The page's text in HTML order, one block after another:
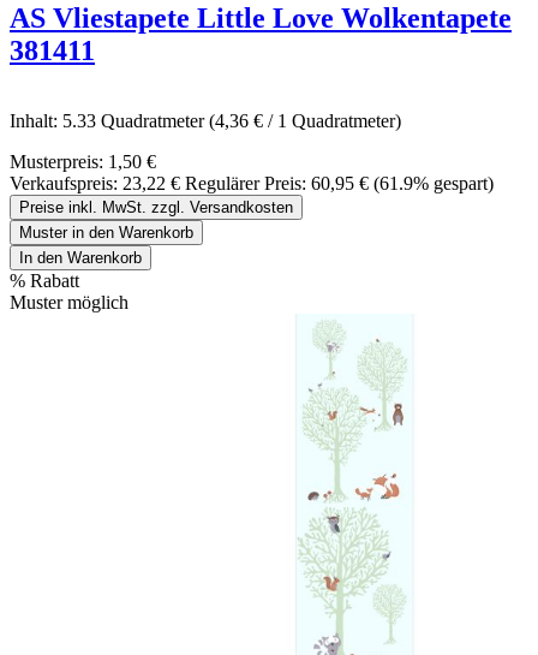
AS Vliestapete Little Love Wolkentapete
381411
Inhalt: 5.33 Quadratmeter(4,36 € / 1 Quadratmeter)
Musterpreis: 1,50 €
Verkaufspreis: 23,22 € Regulärer Preis: 60,95 € (61.9% gespart)
Preise inkl. MwSt. zzgl. Versandkosten
Muster in den Warenkorb
In den Warenkorb
% Rabatt
Muster möglich